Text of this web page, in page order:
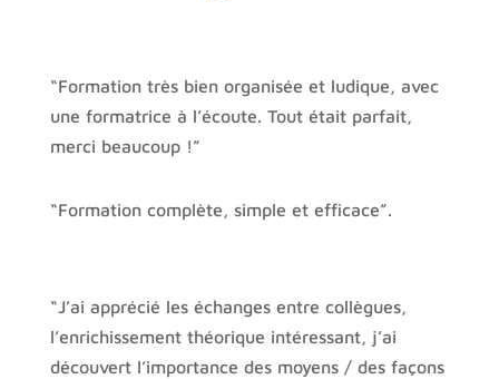
“Formation très bien organisée et ludique, avec
une formatrice à l’écoute. Tout était parfait,
merci beaucoup !”
“Formation complète, simple et efficace”.
“J’ai apprécié les échanges entre collègues,
l’enrichissement théorique intéressant, j’ai
découvert l’importance des moyens / des façons